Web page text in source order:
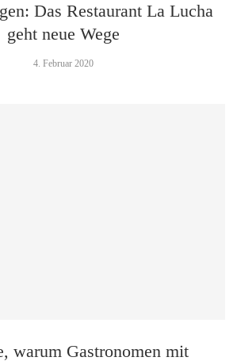
Das Restaurant La Lucha
geht neue Wege
4. Februar 2020
warum Gastronomen mit